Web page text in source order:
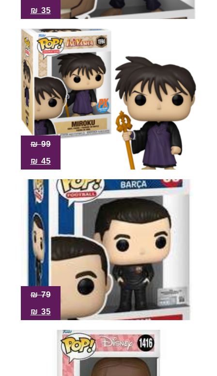
35
₪
99
₪
45
₪
79
₪
35
₪